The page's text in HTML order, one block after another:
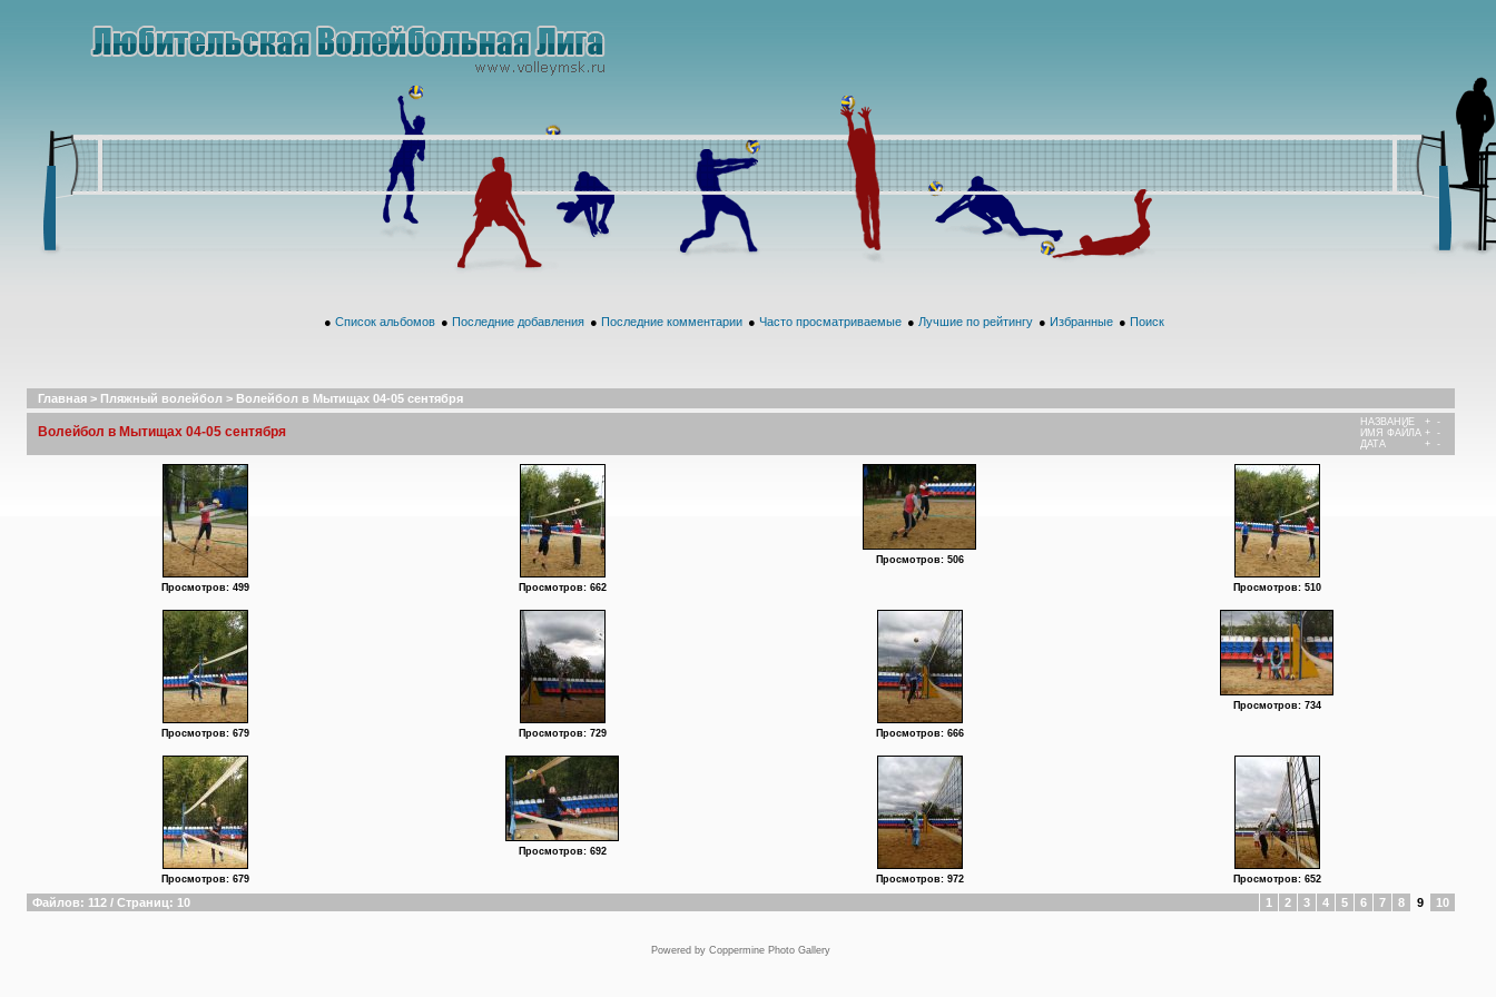
● Список альбомов ● Последние добавления ● Последние комментарии ● Часто просматриваемые ● Лучшие по рейтингу ● Избранные ● Поиск
Главная > Пляжный волейбол > Волейбол в Мытищах 04-05 сентября
Волейбол в Мытищах 04-05 сентября
НАЗВАНИЕ + -
ИМЯ ФАЙЛА + -
ДАТА
+ -
Просмотров: 499 Просмотров: 662
Просмотров: 506
Просмотров: 510
Просмотров: 679 Просмотров: 729 Просмотров: 666
Просмотров: 734
Просмотров: 679
Просмотров: 692
Просмотров: 972 Просмотров: 652
Файлов: 112 / Страниц: 10 1 2 3 4 5 6 7 8 9 10
Powered by Coppermine Photo Gallery